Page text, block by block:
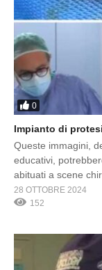
0
Impianto di
Queste immagini,
educativi,
abituati a scene
Peniena mediante
Gabriele Antonini,
dispositivo
28 OTTOBRE 2024
152